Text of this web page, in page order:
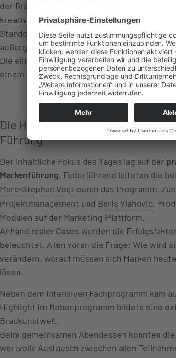
der Brauerei Maisel angebaut ist, bot diesem
kreativen Rahmen. Seit einigen Jahren ist
Standort etabliert und unterstreicht einmal
außergewöhnliche Erlebnisgastronomie
Die einzigartige Atmosphäre schaffte die
einem lockeren, aber professionellen Umfeld
Die Highlights der Agenda: Von
Führung
Der inhaltliche Fokus des Tages lag auf der
Markenführung. Federführend leiteten die
Marc-Stephan Vogt durch das Programm.
Projektmanagement und Boris Vlahovic,
Modulen auf der Marketing-Plattform.
Anhand realer Cases wurden die
beleuchtet. Allen voran die Frage: Wie wird
verändern, worauf müssen sich Marken
lösen.
Neben dem intensiven Fachprogramm kam
Highlight im Nebenprogramm bildete eine
Braukunstwelt.
Beim gemeinsamen Abendessen konnten
wertvolle Austausch zwischen allen